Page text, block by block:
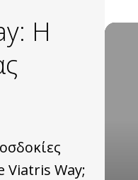
Η
Way;
Video